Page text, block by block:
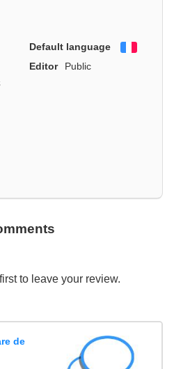
Default language
Editor
Public
to leave your review.
de